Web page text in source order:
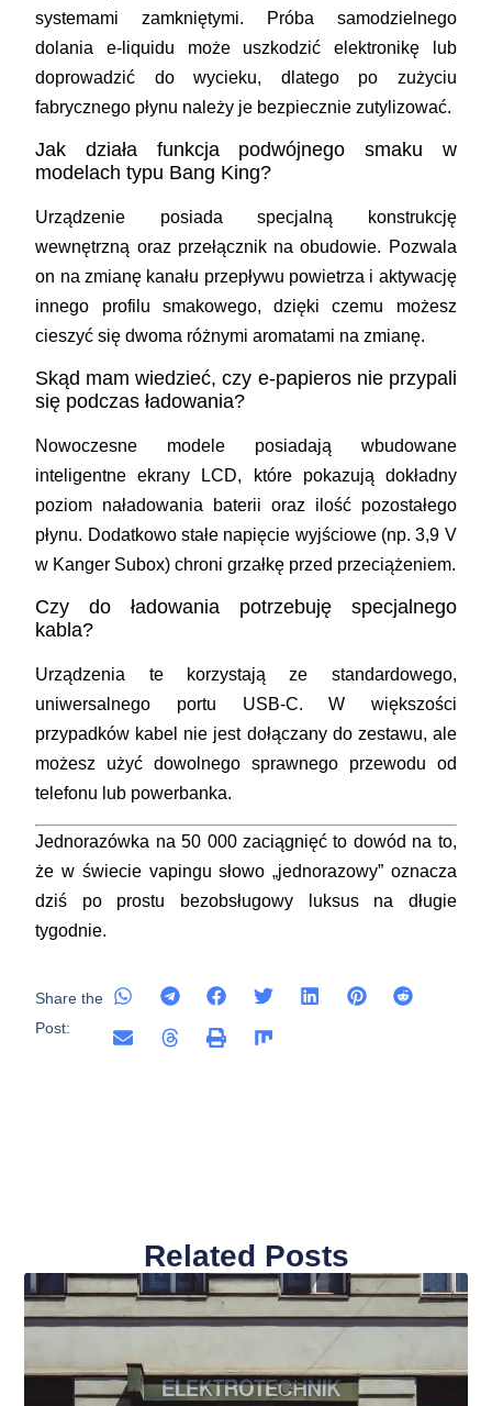
systemami zamkniętymi. Próba samodzielnego
dolania e-liquidu może uszkodzić elektronikę lub
doprowadzić do wycieku, dlatego po zużyciu
fabrycznego płynu należy je bezpiecznie zutylizować.
Jak działa funkcja podwójnego smaku w
modelach typu Bang King?
Urządzenie posiada specjalną konstrukcję
wewnętrzną oraz przełącznik na obudowie. Pozwala
on na zmianę kanału przepływu powietrza i aktywację
innego profilu smakowego, dzięki czemu możesz
cieszyć się dwoma różnymi aromatami na zmianę.
Skąd mam wiedzieć, czy e-papieros nie przypali
się podczas ładowania?
Nowoczesne modele posiadają wbudowane
inteligentne ekrany LCD, które pokazują dokładny
poziom naładowania baterii oraz ilość pozostałego
płynu. Dodatkowo stałe napięcie wyjściowe (np. 3,9 V
w Kanger Subox) chroni grzałkę przed przeciążeniem.
Czy do ładowania potrzebuję specjalnego
kabla?
Urządzenia te korzystają ze standardowego,
uniwersalnego portu USB-C. W większości
przypadków kabel nie jest dołączany do zestawu, ale
możesz użyć dowolnego sprawnego przewodu od
telefonu lub powerbanka.
Jednorazówka na 50 000 zaciągnięć to dowód na to,
że w świecie vapingu słowo „jednorazowy” oznacza
dziś po prostu bezobsługowy luksus na długie
tygodnie.
Share the
Post:
Related Posts